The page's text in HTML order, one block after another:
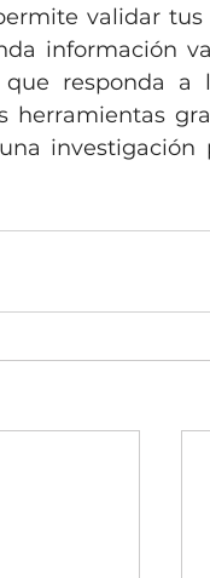
validar tus
información
responda a
herramientas
investigación